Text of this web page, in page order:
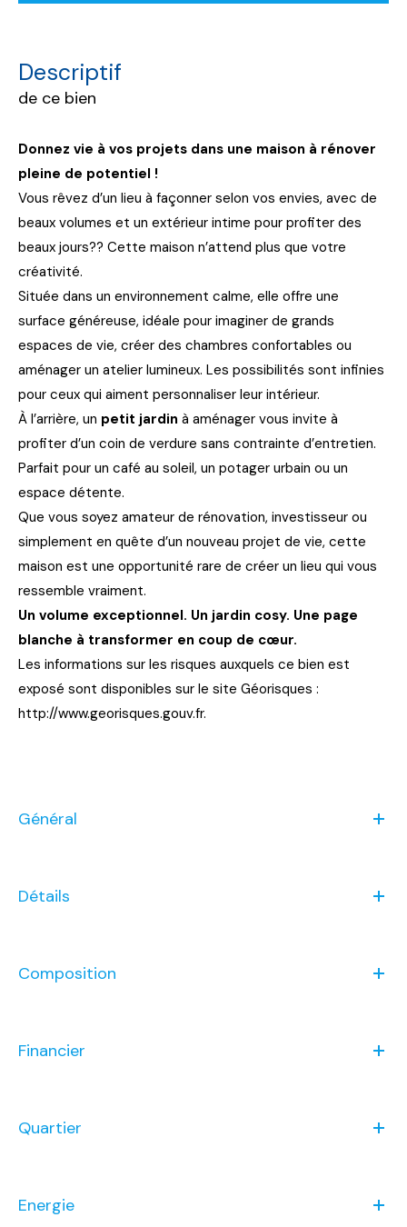
descriptif
de ce bien
Donnez vie à vos projets dans une maison à rénover
pleine de potentiel !
Vous rêvez d’un lieu à façonner selon vos envies, avec de
beaux volumes et un extérieur intime pour profiter des
beaux jours?? Cette maison n’attend plus que votre
créativité.
Située dans un environnement calme, elle offre une
surface généreuse, idéale pour imaginer de grands
espaces de vie, créer des chambres confortables ou
aménager un atelier lumineux. Les possibilités sont infinies
pour ceux qui aiment personnaliser leur intérieur.
À l’arrière, un petit jardin à aménager vous invite à
profiter d’un coin de verdure sans contrainte d’entretien.
Parfait pour un café au soleil, un potager urbain ou un
espace détente.
Que vous soyez amateur de rénovation, investisseur ou
simplement en quête d’un nouveau projet de vie, cette
maison est une opportunité rare de créer un lieu qui vous
ressemble vraiment.
Un volume exceptionnel. Un jardin cosy. Une page
blanche à transformer en coup de cœur.
Les informations sur les risques auxquels ce bien est
exposé sont disponibles sur le site Géorisques :
http://www.georisques.gouv.fr.
Général
Détails
Composition
Financier
Quartier
Energie